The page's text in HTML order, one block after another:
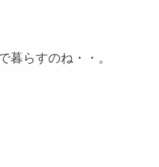
暮らすのね・・。